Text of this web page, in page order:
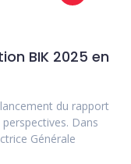
BIK 2025 en
du rapport
Dans
Générale